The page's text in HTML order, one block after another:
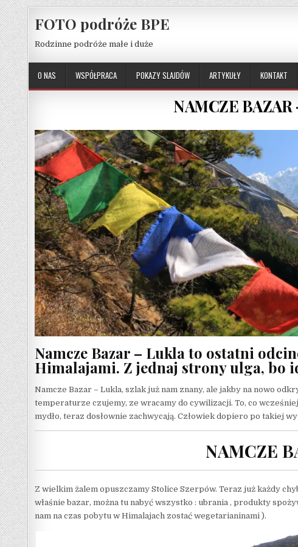
Skip to content
FOTO podróże BPE
Rodzinne podróże małe i duże
O NAS WSPÓŁPRACA POKAZY SLAJDÓW ARTYKUŁY KONTAKT
NAMCZE
Namcze Bazar – Lukla to ostatni
Himalajami. Z jednaj strony ulga, bo
Namcze Bazar – Lukla, szlak już nam znany, ale jakby na nowo
temperaturze czujemy, ze wracamy do cywilizacji. To, co
mydło, teraz dosłownie zachwycają. Człowiek dopiero po takiej
NAMCZE
Z wielkim żalem opuszczamy Stolice Szerpów. Teraz już każdy
właśnie bazar, można tu nabyć wszystko : ubrania , produkty
nam na czas pobytu w Himalajach zostać wegetarianinami ).